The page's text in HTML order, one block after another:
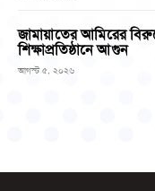
জামায়াতের আমিরের
শিক্ষাপ্রতিষ্ঠানে আগুন
আগস্ট ৫, ২০২৬